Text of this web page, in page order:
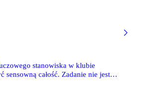
stanowiska w klubie
całość. Zadanie nie jest